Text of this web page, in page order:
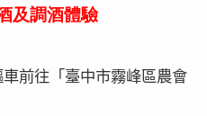
及調酒體驗
前往「臺中市霧峰區農會